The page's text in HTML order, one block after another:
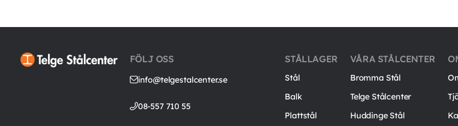
FÖLJ OSS
info@telgestalcenter.se
08-557 710 55
STÅLLAGER
Stål
Balk
Plattstål
VÅRA STÅLCENTER
Bromma Stål
Telge Stålcenter
Huddinge Stål